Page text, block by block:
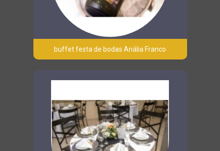
buffet festa de bodas Anália Franco